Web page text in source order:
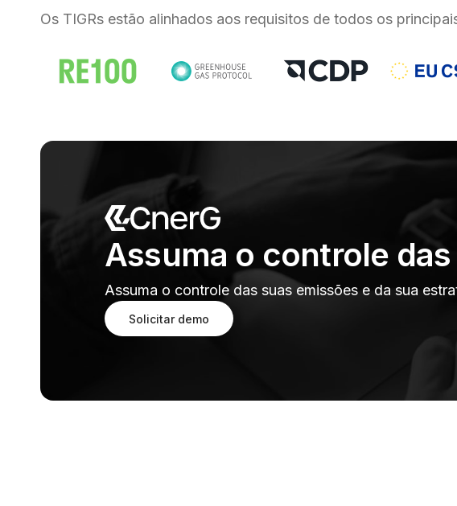
Os TIGRs estão alinhados aos requisitos de todos os
Assuma o controle
Assuma o controle das suas emissões e da sua
Solicitar demo